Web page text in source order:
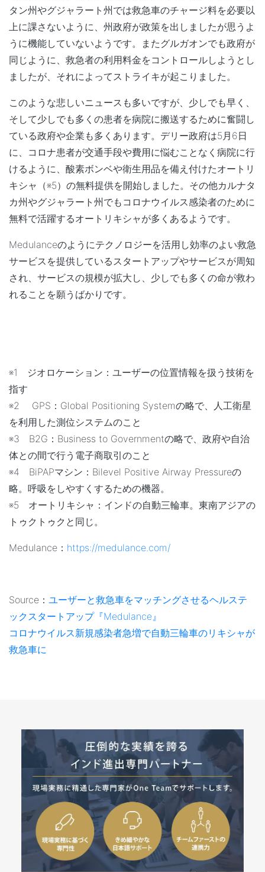
タン州やグジャラート州では救急車のチャージ料を必要以
上に課さないように、州政府が政策を出しましたが思うよ
うに機能していないようです。またグルガオンでも政府が
同じように、救急者の利用料金をコントロールしようとし
ましたが、それによってストライキが起こりました。
このような悲しいニュースも多いですが、少しでも早く、
そして少しでも多くの患者を病院に搬送するために奮闘し
ている政府や企業も多くあります。デリー政府は5月6日
に、コロナ患者が交通手段や費用に悩むことなく病院に行
けるように、酸素ボンベや衛生用品を備え付けたオートリ
キシャ（※5）の無料提供を開始しました。その他カルナタ
カ州やグジャラート州でもコロナウイルス感染者のために
無料で活躍するオートリキシャが多くあるようです。
Medulanceのようにテクノロジーを活用し効率のよい救急
サービスを提供しているスタートアップやサービスが周知
され、サービスの規模が拡大し、少しでも多くの命が救わ
れることを願うばかりです。
※1 ジオロケーション：ユーザーの位置情報を扱う技術を
指す
※2 GPS：Global Positioning Systemの略で、人工衛星
を利用した測位システムのこと
※3 B2G：Business to Governmentの略で、政府や自治
体との間で行う電子商取引のこと
※4 BiPAPマシン：Bilevel Positive Airway Pressureの
略。呼吸をしやすくするための機器。
※5 オートリキシャ：インドの自動三輪車。東南アジアの
トゥクトゥクと同じ。
Medulance： https://medulance.com/
Source： ユーザーと救急車をマッチングさせるヘルステ
ックスタートアップ『Medulance』
コロナウイルス新規感染者急増で自動三輪車のリキシャが
救急車に